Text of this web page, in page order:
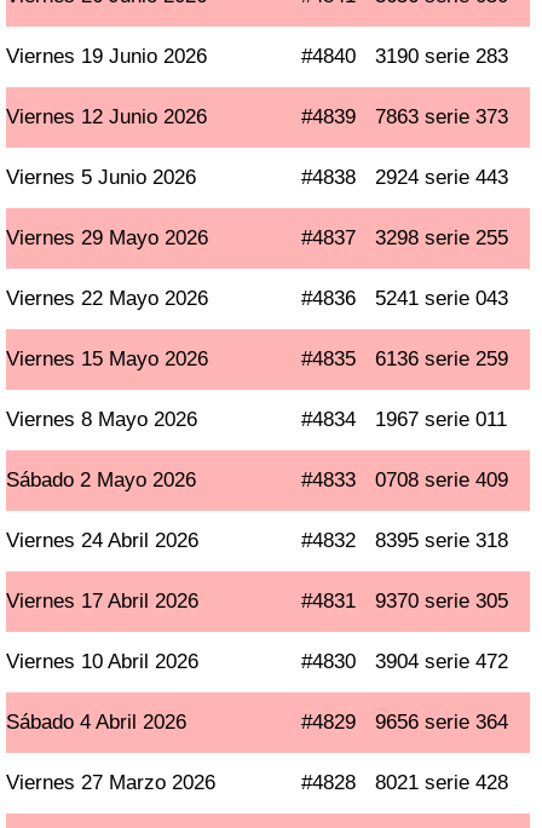
Viernes 19 Junio 2026 #4840 3190 serie 283
Viernes 12 Junio 2026 #4839 7863 serie 373
Viernes 5 Junio 2026 #4838 2924 serie 443
Viernes 29 Mayo 2026 #4837 3298 serie 255
Viernes 22 Mayo 2026 #4836 5241 serie 043
Viernes 15 Mayo 2026 #4835 6136 serie 259
Viernes 8 Mayo 2026 #4834 1967 serie 011
Sábado 2 Mayo 2026 #4833 0708 serie 409
Viernes 24 Abril 2026 #4832 8395 serie 318
Viernes 17 Abril 2026 #4831 9370 serie 305
Viernes 10 Abril 2026 #4830 3904 serie 472
Sábado 4 Abril 2026 #4829 9656 serie 364
Viernes 27 Marzo 2026 #4828 8021 serie 428